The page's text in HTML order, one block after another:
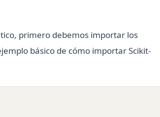
primero debemos importar los
básico de cómo importar Scikit-